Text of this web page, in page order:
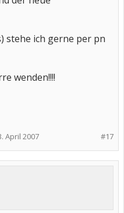
stehe ich gerne per pn
wenden!!!!
#17
April 2007